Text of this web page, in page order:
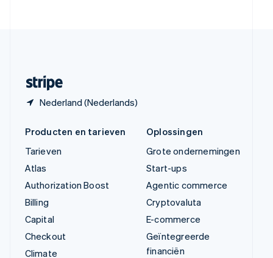
Nederland (Nederlands)
Producten en tarieven
Tarieven
Atlas
Authorization Boost
Billing
Capital
Checkout
Climate
Oplossingen
Grote ondernemingen
Start-ups
Agentic commerce
Cryptovaluta
E-commerce
Geïntegreerde
financiën